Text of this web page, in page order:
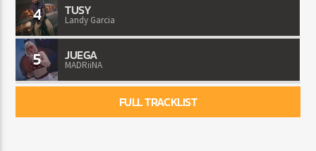
4 TUSY
Landy Garcia
5 JUEGA
MADRiiNA
FULL TRACKLIST